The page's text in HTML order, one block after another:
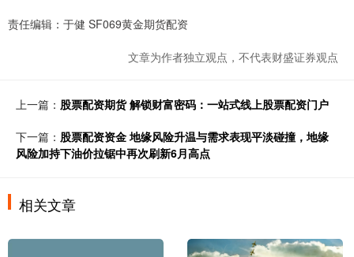
责任编辑：于健 SF069黄金期货配资
文章为作者独立观点，不代表财盛证券观点
上一篇： 股票配资期货 解锁财富密码：一站式线上股票配资门户
下一篇： 股票配资资金 地缘风险升温与需求表现平淡碰撞，地缘
风险加持下油价拉锯中再次刷新6月高点
相关文章